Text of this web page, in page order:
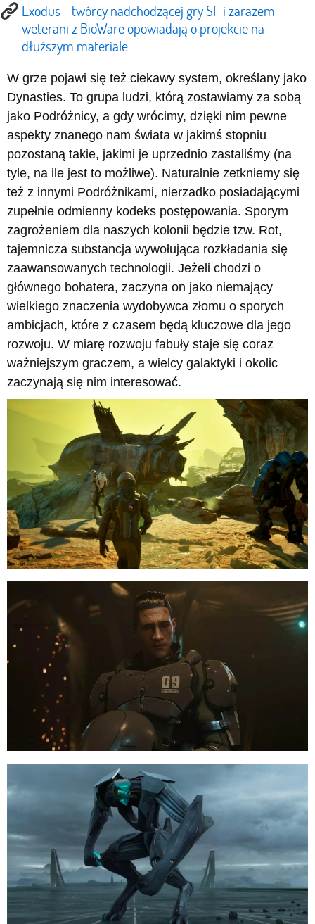
Exodus - twórcy nadchodzącej gry SF i zarazem
weterani z BioWare opowiadają o projekcie na
dłuższym materiale
W grze pojawi się też ciekawy system, określany jako
Dynasties. To grupa ludzi, którą zostawiamy za sobą
jako Podróżnicy, a gdy wrócimy, dzięki nim pewne
aspekty znanego nam świata w jakimś stopniu
pozostaną takie, jakimi je uprzednio zastaliśmy (na
tyle, na ile jest to możliwe). Naturalnie zetkniemy się
też z innymi Podróżnikami, nierzadko posiadającymi
zupełnie odmienny kodeks postępowania. Sporym
zagrożeniem dla naszych kolonii będzie tzw. Rot,
tajemnicza substancja wywołująca rozkładania się
zaawansowanych technologii. Jeżeli chodzi o
głównego bohatera, zaczyna on jako niemający
wielkiego znaczenia wydobywca złomu o sporych
ambicjach, które z czasem będą kluczowe dla jego
rozwoju. W miarę rozwoju fabuły staje się coraz
ważniejszym graczem, a wielcy galaktyki i okolic
zaczynają się nim interesować.